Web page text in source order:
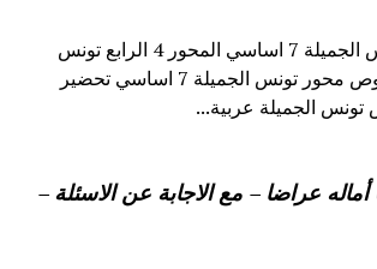
شرح قصيدة تونس الجميلة 7 اساسي المحور 4 الرابع تونس
الجميلة شرح نصوص محور تونس الجميلة 7 اساسي تحضير
الجميلة عربية...
عراضا – مع الاجابة عن الاسئلة –